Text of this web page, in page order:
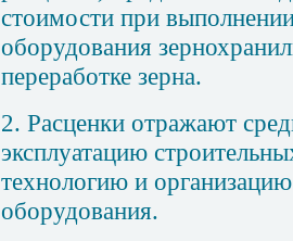
стоимости при
оборудования
переработке зерна.
2. Расценки отражают
эксплуатацию
технологию и
оборудования.